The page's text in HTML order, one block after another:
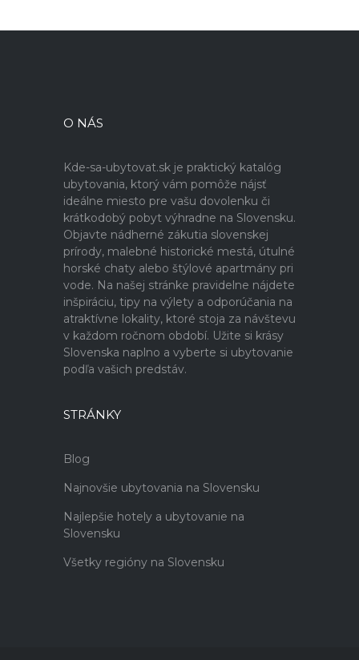
O NÁS
Kde-sa-ubytovat.sk je praktický katalóg
ubytovania, ktorý vám pomôže nájsť
ideálne miesto pre vašu dovolenku či
krátkodobý pobyt výhradne na Slovensku.
Objavte nádherné zákutia slovenskej
prírody, malebné historické mestá, útulné
horské chaty alebo štýlové apartmány pri
vode. Na našej stránke pravidelne nájdete
inšpiráciu, tipy na výlety a odporúčania na
atraktívne lokality, ktoré stoja za návštevu
v každom ročnom období. Užite si krásy
Slovenska naplno a vyberte si ubytovanie
podľa vašich predstáv.
STRÁNKY
Blog
Najnovšie ubytovania na Slovensku
Najlepšie hotely a ubytovanie na
Slovensku
Všetky regióny na Slovensku